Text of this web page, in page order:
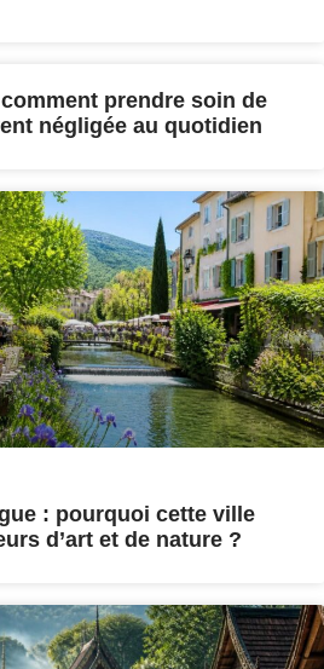
prendre soin de
négligée au quotidien
: pourquoi cette ville
d’art et de nature ?